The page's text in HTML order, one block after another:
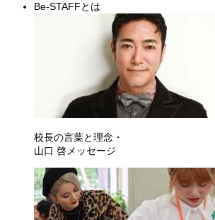
Be-STAFFとは
校長の言葉と理念・
山口 啓メッセージ